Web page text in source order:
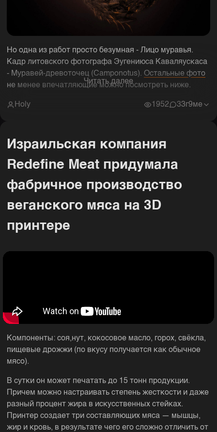
Но одна из работ просто безумная - Лицо муравья.
Кадр литовского фотографа Эугениюса Каваляускаса
- Муравей-древоточец (Camponotus). Остальные фото
не менее впечатляющие можно посмотреть ниже.
Читать далее
Holy 1952 33г9ме
Израильская компания
Redefine Meat придумала
фабричное производство
веганского мяса на 3D
принтере
Компоненты: соя,нут, кокосовое масло, горох, свёкла,
пищевые дрожжи (по вкусу получается как обычное
мясо).
В сутки он может печатать до 15 тонн продукции.
Причем можно настраивать степень жесткости и даже
разный процент жира в искусственных стейках.
Принтер создает три составляющих мяса — мышцы,
жир и кровь, в результате чего его сложно отличить от